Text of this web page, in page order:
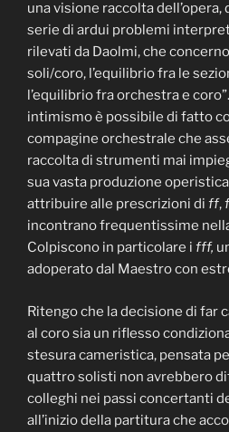
una visione raccolta dell’opera,
serie di ardui problemi
rilevati da Daolmi, che
soli/coro, l’equilibrio fra le
l’equilibrio fra orchestra e
intimismo è possibile di fatto
compagine orchestrale che
raccolta di strumenti mai
sua vasta produzione
attribuire alle prescrizioni di ff,
incontrano frequentissime
Colpiscono in particolare i fff,
adoperato dal Maestro con
Ritengo che la decisione di far
al coro sia un riflesso
stesura cameristica, pensata
quattro solisti non avrebbero
colleghi nei passi concertanti
all’inizio della partitura che